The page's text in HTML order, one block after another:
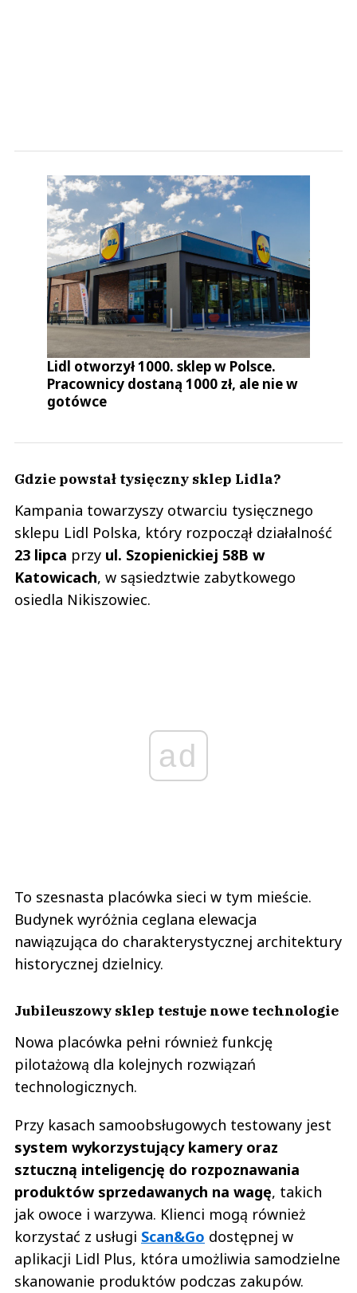
Lidl otworzył 1000. sklep w Polsce.
Pracownicy dostaną 1000 zł, ale nie w
gotówce
Gdzie powstał tysięczny sklep Lidla?
Kampania towarzyszy otwarciu tysięcznego
sklepu Lidl Polska, który rozpoczął działalność
23 lipca przy ul. Szopienickiej 58B w
Katowicach, w sąsiedztwie zabytkowego
osiedla Nikiszowiec.
ad
To szesnasta placówka sieci w tym mieście.
Budynek wyróżnia ceglana elewacja
nawiązująca do charakterystycznej architektury
historycznej dzielnicy.
Jubileuszowy sklep testuje nowe technologie
Nowa placówka pełni również funkcję
pilotażową dla kolejnych rozwiązań
technologicznych.
Przy kasach samoobsługowych testowany jest
system wykorzystujący kamery oraz
sztuczną inteligencję do rozpoznawania
produktów sprzedawanych na wagę, takich
jak owoce i warzywa. Klienci mogą również
korzystać z usługi Scan&Go dostępnej w
aplikacji Lidl Plus, która umożliwia samodzielne
skanowanie produktów podczas zakupów.